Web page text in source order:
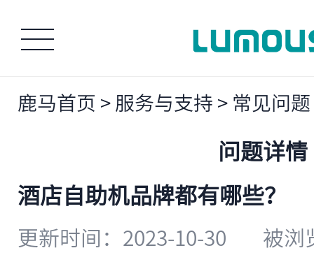
鹿马首页 > 服务与支持 > 常见问题
问题详情
酒店自助机品牌都有哪些？
更新时间：2023-10-30
被浏